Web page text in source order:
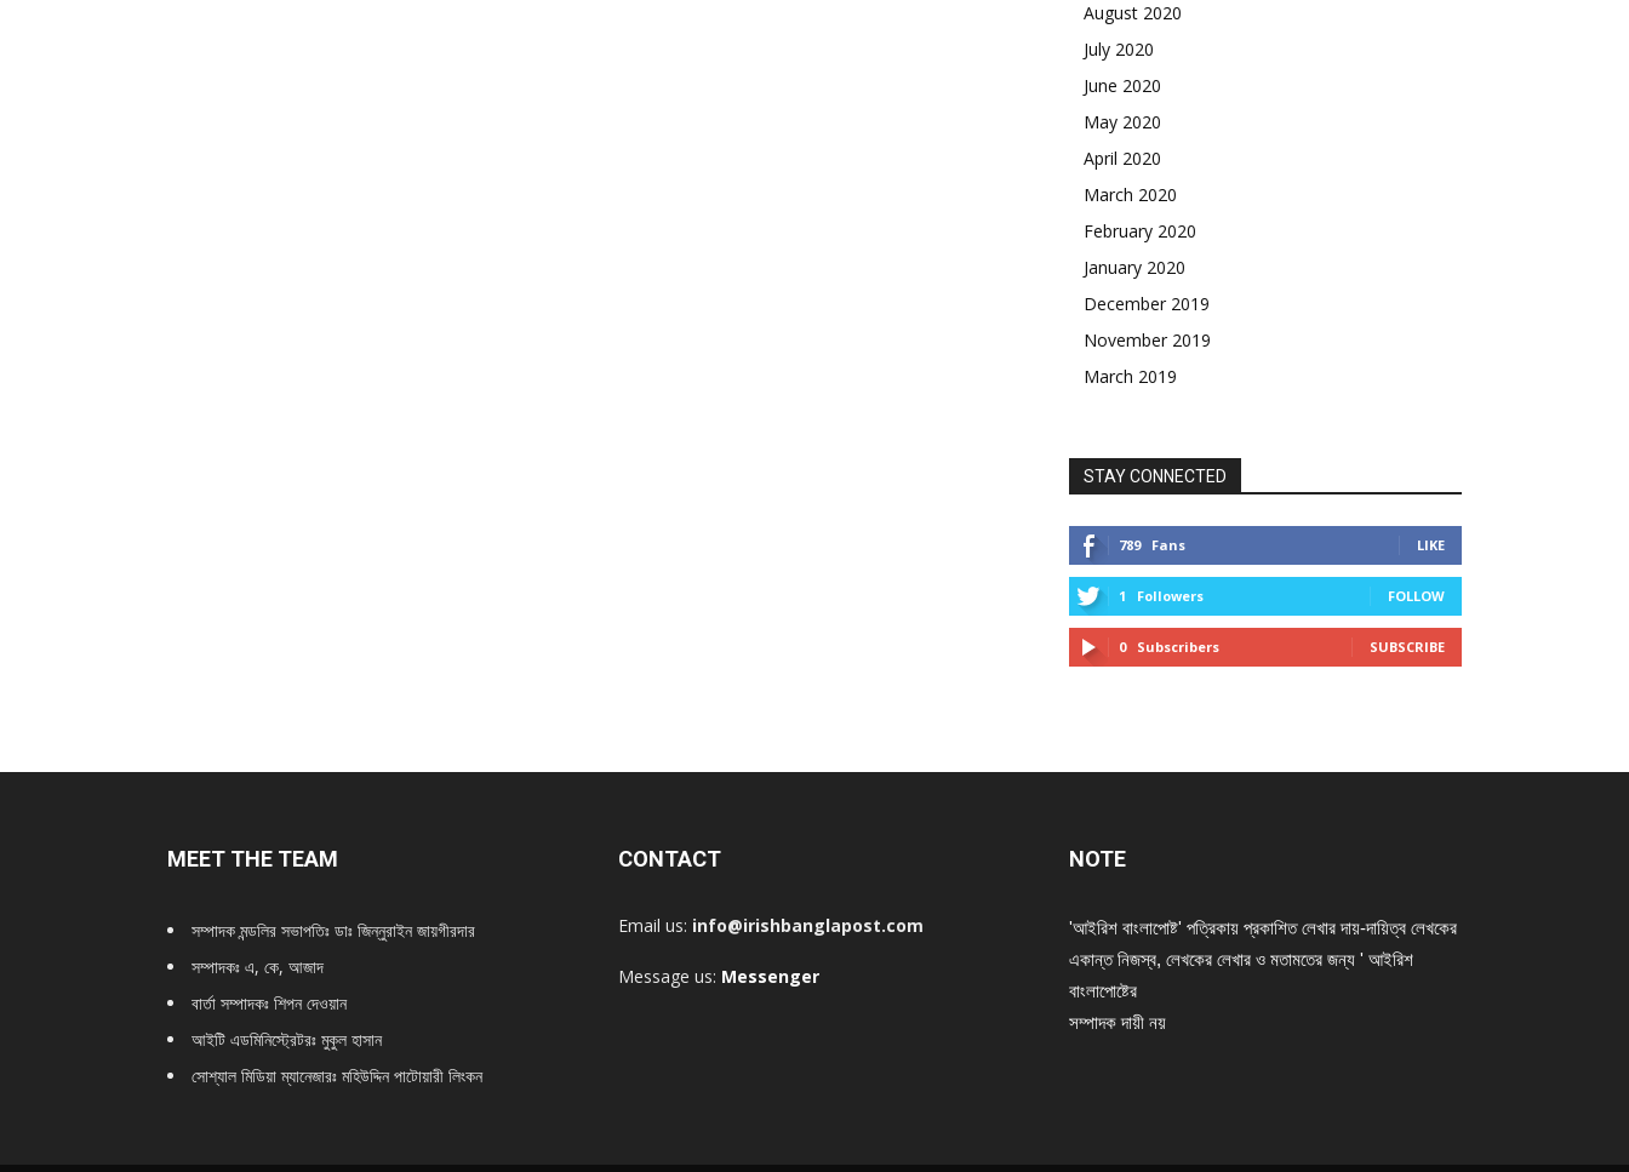
August 2020
July 2020
June 2020
May 2020
April 2020
March 2020
February 2020
January 2020
December 2019
November 2019
March 2019
STAY CONNECTED
789 Fans LIKE
1 Followers FOLLOW
0 Subscribers SUBSCRIBE
MEET THE TEAM
সম্পাদক মন্ডলির সভাপতিঃ ডাঃ জিন্নুরাইন জায়গীরদার
সম্পাদকঃ এ, কে, আজাদ
বার্তা সম্পাদকঃ শিপন দেওয়ান
আইটি এডমিনিস্ট্রেটরঃ মুকুল হাসান
সোশ্যাল মিডিয়া ম্যানেজারঃ মহিউদ্দিন পাটোয়ারী লিংকন
CONTACT
Email us: info@irishbanglapost.com
Message us: Messenger
NOTE
'আইরিশ বাংলাপোষ্ট' পত্রিকায় প্রকাশিত লেখার দায়-দায়িত্ব লেখকের
একান্ত নিজস্ব, লেখকের লেখার ও মতামতের জন্য ' আইরিশ
বাংলাপোষ্টের
সম্পাদক দায়ী নয়